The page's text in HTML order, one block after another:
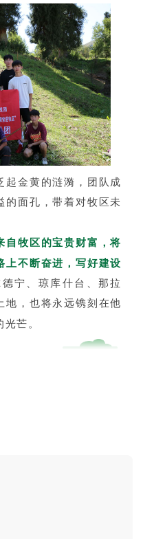
起金黄的涟漪，团队成
的面孔，带着对牧区未
自牧区的宝贵财富，将
上不断奋进，写好建设
宁、琼库什台、那拉
地，也将永远镌刻在他
芒。